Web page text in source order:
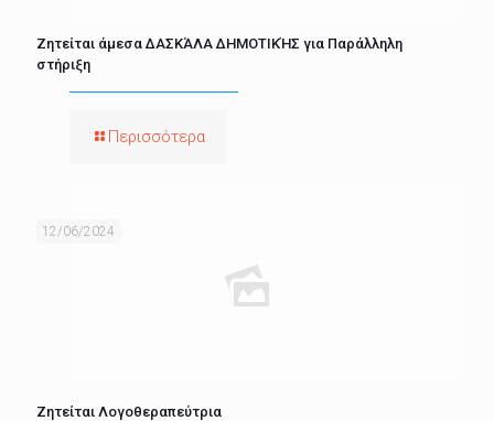
Ζητείται άμεσα ΔΑΣΚΆΛΑ ΔΗΜΟΤΙΚΉΣ για Παράλληλη
στήριξη
Περισσότερα
12/06/2024
Ζητείται Λογοθεραπεύτρια